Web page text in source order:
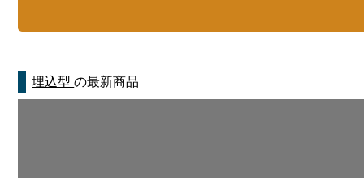
埋込型の最新商品